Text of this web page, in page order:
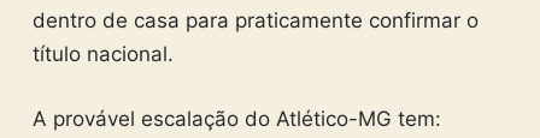
dentro de casa para praticamente confirmar o
título nacional.
A provável escalação do Atlético-MG tem: